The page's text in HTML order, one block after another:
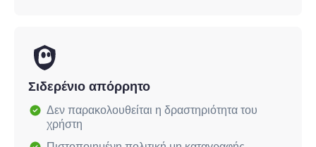
Σιδερένιο απόρρητο
Δεν παρακολουθείται η δραστηριότητα του
χρήστη